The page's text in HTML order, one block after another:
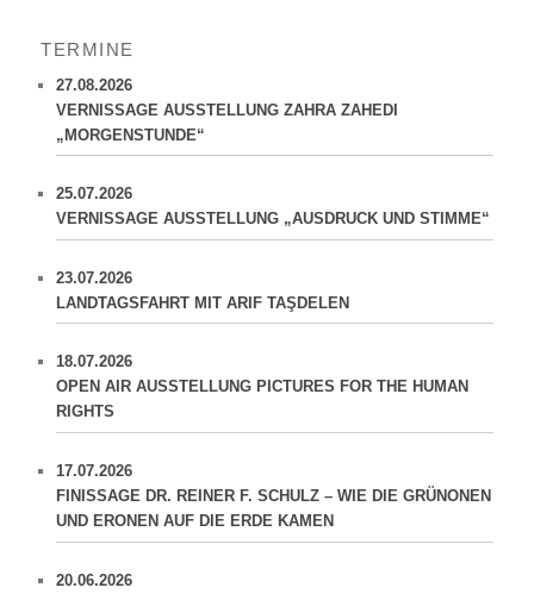
e
n
TERMINE
27.08.2026
VERNISSAGE AUSSTELLUNG ZAHRA ZAHEDI
„MORGENSTUNDE“
25.07.2026
VERNISSAGE AUSSTELLUNG „AUSDRUCK UND STIMME“
23.07.2026
LANDTAGSFAHRT MIT ARIF TAŞDELEN
18.07.2026
OPEN AIR AUSSTELLUNG PICTURES FOR THE HUMAN
RIGHTS
17.07.2026
FINISSAGE DR. REINER F. SCHULZ – WIE DIE GRÜNONEN
UND ERONEN AUF DIE ERDE KAMEN
20.06.2026